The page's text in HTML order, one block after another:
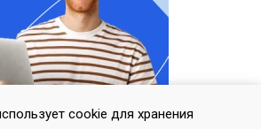
cookie для хранения